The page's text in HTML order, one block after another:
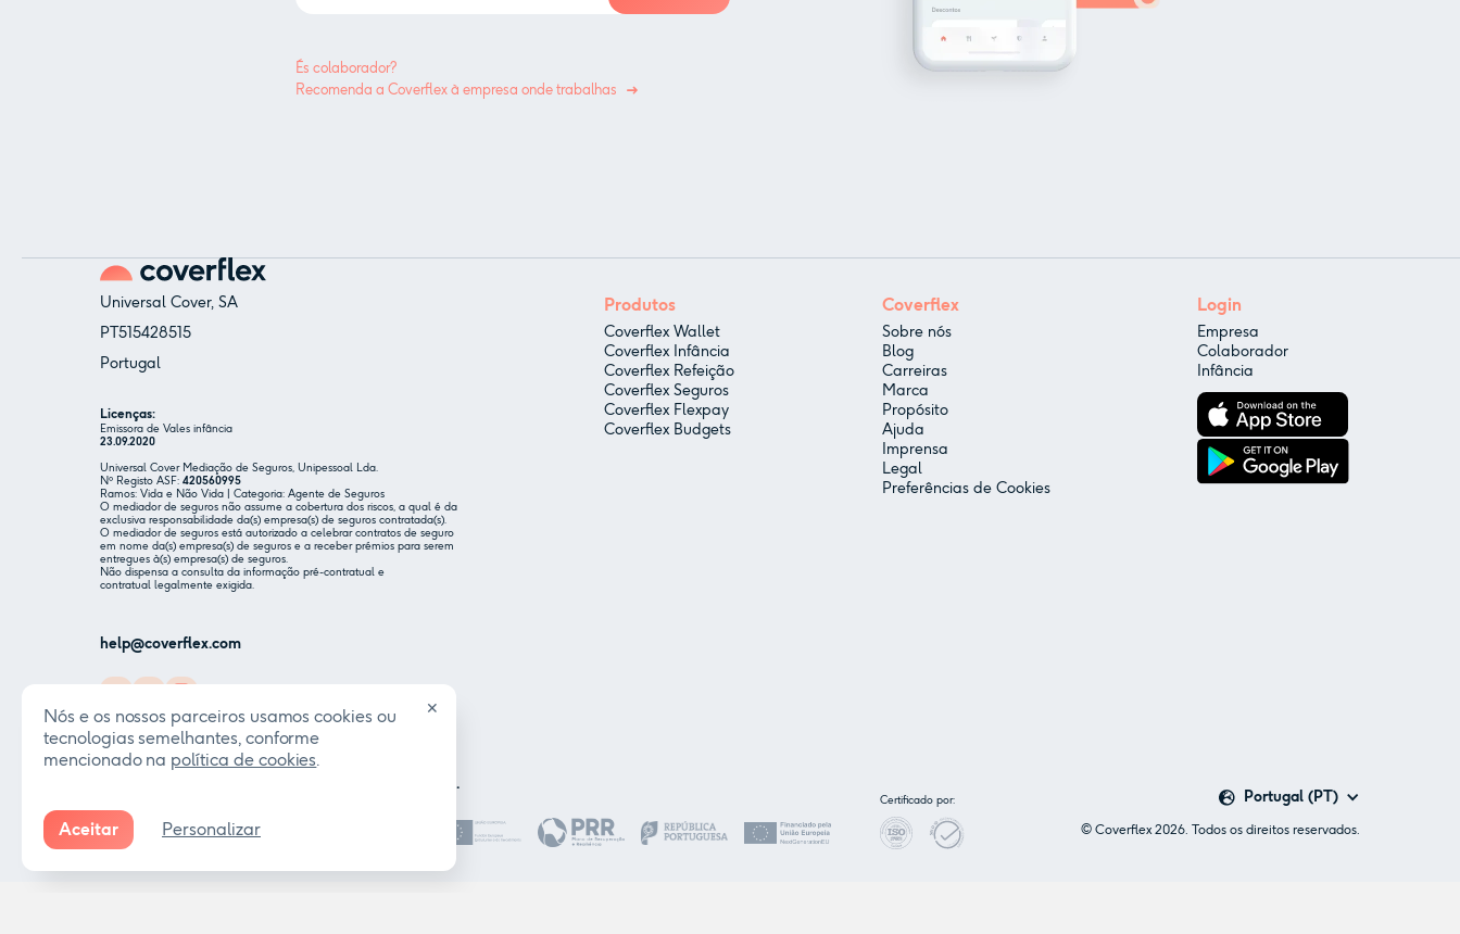
És colaborador?
Recomenda a Coverflex à empresa onde trabalhas
Universal Cover, SA
PT515428515
Portugal
Licenças:
Emissora de Vales infância
23.09.2020
Universal Cover Mediação de Seguros, Unipessoal Lda.
Nº Registo ASF: 420560995
Ramos: Vida e Não Vida | Categoria: Agente de Seguros
O mediador de seguros não assume a cobertura dos riscos, a qual é da
exclusiva responsabilidade da(s) empresa(s) de seguros contratada(s).
O mediador de seguros está autorizado a celebrar contratos de seguro
em nome da(s) empresa(s) de seguros e a receber prémios para serem
entregues à(s) empresa(s) de seguros.
Não dispensa a consulta da informação pré-contratual e
contratual legalmente exigida.
help@coverflex.com
Produtos
Coverflex Wallet
Coverflex Infância
Coverflex Refeição
Coverflex Seguros
Coverflex Flexpay
Coverflex Budgets
Coverflex
Sobre nós
Blog
Carreiras
Marca
Propósito
Ajuda
Imprensa
Legal
Preferências de Cookies
Login
Empresa
Colaborador
Infância
Feito com humanidade para o teu benefício.
Certificado por: Portugal (PT)
© Coverflex 2026. Todos os direitos reservados.
Nós e os nossos parceiros usamos cookies ou
tecnologias semelhantes, conforme
mencionado na política de cookies.
Aceitar Personalizar
✕